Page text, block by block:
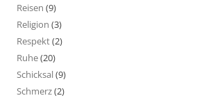
Reisen (9)
Religion (3)
Respekt(2)
Ruhe(20)
Schicksal(9)
Schmerz(2)